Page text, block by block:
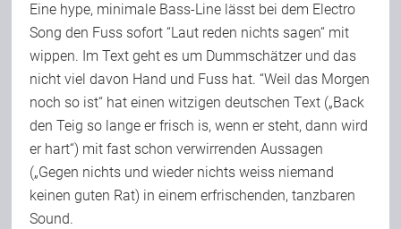
Kalender
Playlisten
Eine hype, minimale Bass-Line lässt bei dem Electro
Song den Fuss sofort “Laut reden nichts sagen“ mit
wippen. Im Text geht es um Dummschätzer und das
nicht viel davon Hand und Fuss hat. “Weil das Morgen
noch so ist“ hat einen witzigen deutschen Text („Back
den Teig so lange er frisch is, wenn er steht, dann wird
er hart“) mit fast schon verwirrenden Aussagen
(„Gegen nichts und wieder nichts weiss niemand
keinen guten Rat) in einem erfrischenden, tanzbaren
Sound.